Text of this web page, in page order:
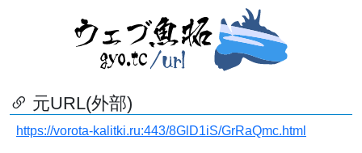
元URL(外部)
https://vorota-kalitki.ru:443/8GlD1iS/GrRaQmc.html